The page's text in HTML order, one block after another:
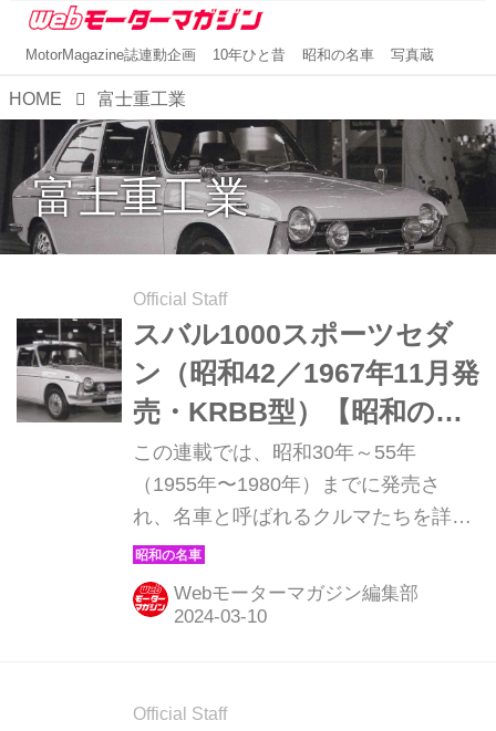
MotorMagazine誌連動企画 10年ひと昔 昭和の名車 写真蔵
HOME 富士重工業
富士重工業
Official Staff
スバル1000スポーツセダ
ン（昭和42／1967年11月発
売・KRBB型）【昭和の名
車・完全版ダイジェスト
039】
この連載では、昭和30年～55年
（1955年〜1980年）までに発売さ
れ、名車と呼ばれるクルマたちを詳細
に紹介しよう。その第42回目は、国産
車で初めてラジアルタイヤを装着した
スバル1000スポーツセダンの登場だ。
Webモーターマガジン編集部
Official Staff